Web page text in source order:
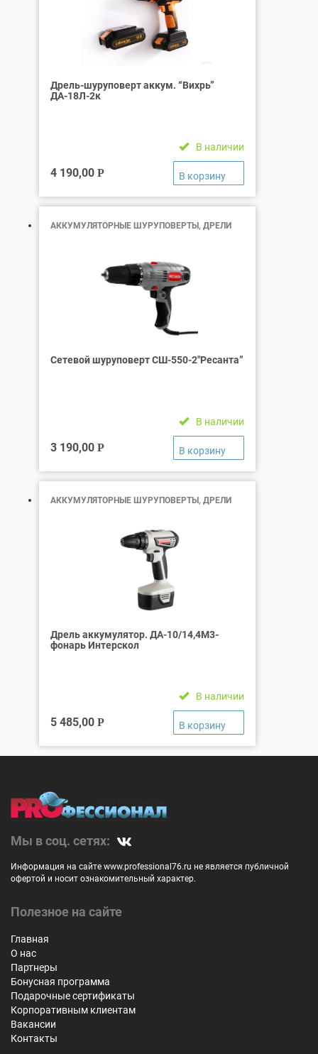
Дрель-шуруповерт аккум. “Вихрь”
ДА-18Л-2к
В наличии
4 190,00 Р
АККУМУЛЯТОРНЫЕ ШУРУПОВЕРТЫ, ДРЕЛИ
Сетевой шуруповерт СШ-550-2″Ресанта”
В наличии
3 190,00 Р
АККУМУЛЯТОРНЫЕ ШУРУПОВЕРТЫ, ДРЕЛИ
Дрель аккумулятор. ДА-10/14,4М3-
фонарь Интерскол
В наличии
5 485,00 Р
Мы в соц. сетях:
Информация на сайте www.professional76.ru не является публичной
офертой и носит ознакомительный характер.
Полезное на сайте
Главная
О нас
Партнеры
Бонусная программа
Подарочные сертификаты
Корпоративным клиентам
Вакансии
Контакты